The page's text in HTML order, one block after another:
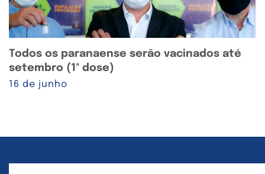
Todos os paranaense serão vacinados até
setembro (1ª dose)
16 de junho